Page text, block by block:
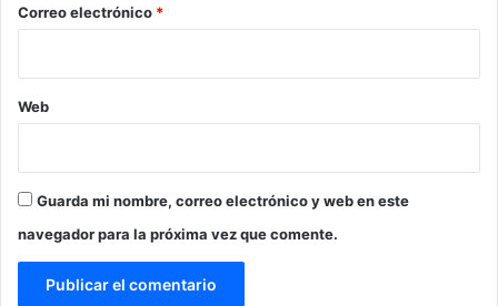
*
Correo electrónico *
Web
Guarda mi nombre, correo electrónico y web en este
navegador para la próxima vez que comente.